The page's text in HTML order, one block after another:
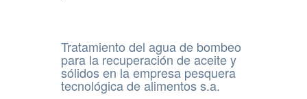
Tratamiento del agua de bombeo
para la recuperación de aceite y
sólidos en la empresa pesquera
tecnológica de alimentos s.a.